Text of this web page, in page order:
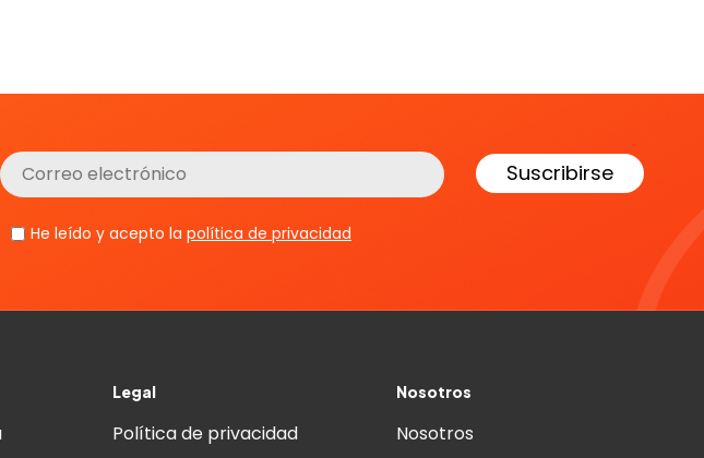
He leído y acepto la política de privacidad
Legal
Política de privacidad
Nosotros
Nosotros